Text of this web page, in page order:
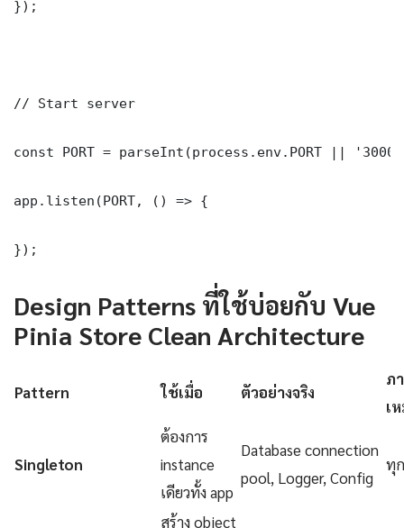
});
// Start server
const PORT = parseInt(process.env.PORT ||
app.listen(PORT, () => {
});
Design Patterns ที่ใช้บ่อยกับ Vue
Pinia Store Clean Architecture
Pattern ใช้เมื่อ ตัวอย่างจริง
ภ
เ
Singleton
ต้องการ
instance
เดียวทั้ง app
Database connection
pool, Logger, Config
ทุ
สร้าง object